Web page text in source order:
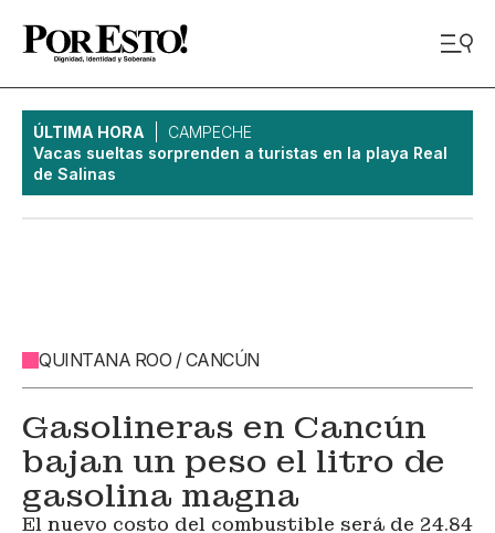
ÚLTIMA HORA
CAMPECHE
Vacas sueltas sorprenden a turistas en la playa Real
de Salinas
QUINTANA ROO / CANCÚN
Gasolineras en Cancún
bajan un peso el litro de
gasolina magna
El nuevo costo del combustible será de 24.84